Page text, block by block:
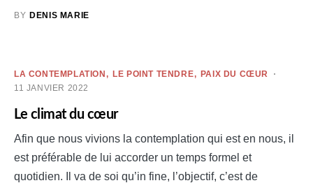
BY DENIS MARIE
LA CONTEMPLATION LE POINT TENDRE
PAIX DU CŒUR
11 JANVIER 2022
Le climat du cœur
Afin que nous vivions la contemplation qui est en nous, il
est préférable de lui accorder un temps formel et
quotidien. Il va de soi qu’in fine, l’objectif, c’est de